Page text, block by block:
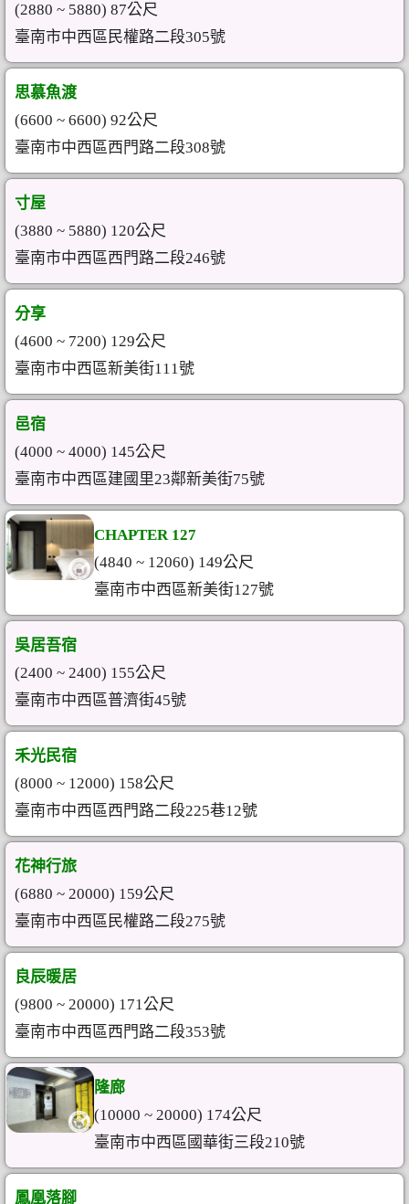
(2880 ~ 5880) 87公尺
臺南市中西區民權路二段305號
思慕魚渡
(6600 ~ 6600) 92公尺
臺南市中西區西門路二段308號
寸屋
(3880 ~ 5880) 120公尺
臺南市中西區西門路二段246號
分享
(4600 ~ 7200) 129公尺
臺南市中西區新美街111號
邑宿
(4000 ~ 4000) 145公尺
臺南市中西區建國里23鄰新美街75號
CHAPTER 127
(4840 ~ 12060) 149公尺
臺南市中西區新美街127號
吳居吾宿
(2400 ~ 2400) 155公尺
臺南市中西區普濟街45號
禾光民宿
(8000 ~ 12000) 158公尺
臺南市中西區西門路二段225巷12號
花神行旅
(6880 ~ 20000) 159公尺
臺南市中西區民權路二段275號
良辰暖居
(9800 ~ 20000) 171公尺
臺南市中西區西門路二段353號
隆廊
(10000 ~ 20000) 174公尺
臺南市中西區國華街三段210號
鳳凰落腳